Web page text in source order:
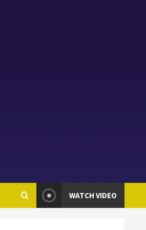
WATCH VIDEO